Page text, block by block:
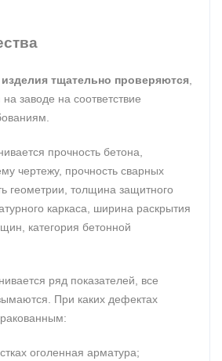
изделия тщательно проверяются
заводе на соответствие
прочность бетона,
чертежу, прочность сварных
геометрии, толщина защитного
каркаса, ширина раскрытия
категория бетонной
ряд показателей, все
При каких дефектах
оголенная арматура;